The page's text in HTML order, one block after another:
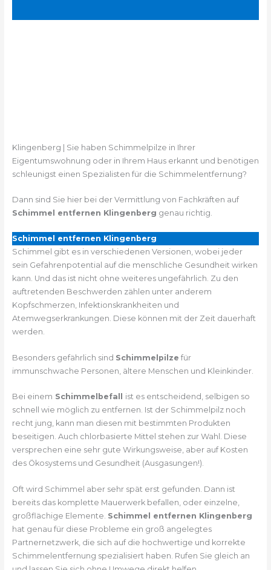
Klingenberg | Sie haben Schimmelpilze in Ihrer
Eigentumswohnung oder in Ihrem Haus erkannt und benötigen
schleunigst einen Spezialisten für die Schimmelentfernung?
Dann sind Sie hier bei der Vermittlung von Fachkräften auf
Schimmel entfernen Klingenberg genau richtig.
Schimmel entfernen Klingenberg
Schimmel gibt es in verschiedenen Versionen, wobei jeder
sein Gefahrenpotential auf die menschliche Gesundheit wirken
kann. Und das ist nicht ohne weiteres ungefährlich. Zu den
auftretenden Beschwerden zählen unter anderem
Kopfschmerzen, Infektionskrankheiten und
Atemwegserkrankungen. Diese können mit der Zeit dauerhaft
werden.
Besonders gefährlich sind Schimmelpilze für
immunschwache Personen, ältere Menschen und Kleinkinder.
Bei einem Schimmelbefall ist es entscheidend, selbigen so
schnell wie möglich zu entfernen. Ist der Schimmelpilz noch
recht jung, kann man diesen mit bestimmten Produkten
beseitigen. Auch chlorbasierte Mittel stehen zur Wahl. Diese
versprechen eine sehr gute Wirkungsweise, aber auf Kosten
des Ökosystems und Gesundheit (Ausgasungen!).
Oft wird Schimmel aber sehr spät erst gefunden. Dann ist
bereits das komplette Mauerwerk befallen, oder einzelne,
großflächige Elemente. Schimmel entfernen Klingenberg
hat genau für diese Probleme ein groß angelegtes
Partnernetzwerk, die sich auf die hochwertige und korrekte
Schimmelentfernung spezialisiert haben. Rufen Sie gleich an